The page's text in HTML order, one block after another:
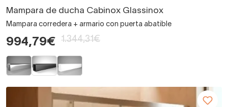
Mampara de ducha Cabinox Glassinox
Mampara corredera + armario con puerta abatible
994,79€ 1.344,31€